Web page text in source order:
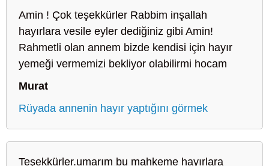
Amin ! Çok teşekkürler Rabbim inşallah
hayırlara vesile eyler dediğiniz gibi Amin!
Rahmetli olan annem bizde kendisi için hayır
yemeği vermemizi bekliyor olabilirmi hocam
Murat
Rüyada annenin hayır yaptığını görmek
Teşekkürler.umarım bu mahkeme hayırlara